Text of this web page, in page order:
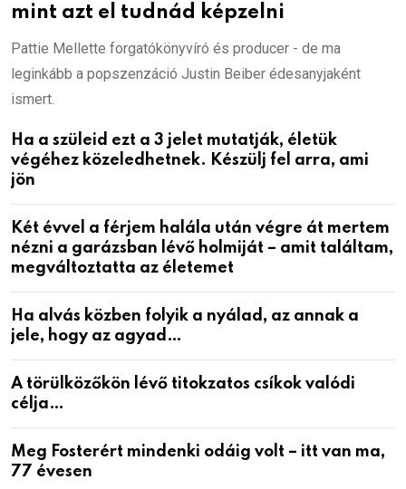
mint azt el tudnád képzelni
Pattie Mellette forgatókönyvíró és producer - de ma
leginkább a popszenzáció Justin Beiber édesanyjaként
ismert.
Ha a szüleid ezt a 3 jelet mutatják, életük
végéhez közeledhetnek. Készülj fel arra, ami
jön
Két évvel a férjem halála után végre át mertem
nézni a garázsban lévő holmiját – amit találtam,
megváltoztatta az életemet
Ha alvás közben folyik a nyálad, az annak a
jele, hogy az agyad…
A törülközőkön lévő titokzatos csíkok valódi
célja…
Meg Fosterért mindenki odáig volt – itt van ma,
77 évesen